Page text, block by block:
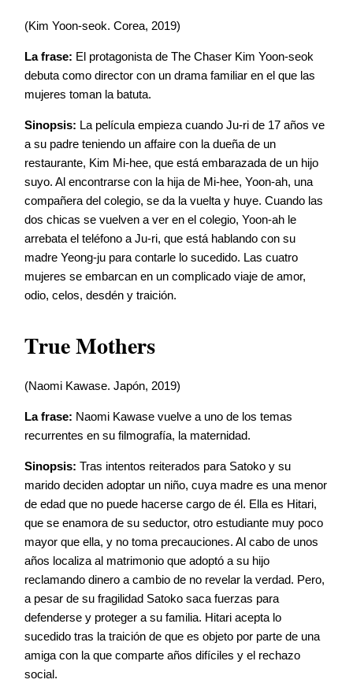
(Kim Yoon-seok. Corea, 2019)
La frase: El protagonista de The Chaser Kim Yoon-seok
debuta como director con un drama familiar en el que las
mujeres toman la batuta.
Sinopsis: La película empieza cuando Ju-ri de 17 años ve
a su padre teniendo un affaire con la dueña de un
restaurante, Kim Mi-hee, que está embarazada de un hijo
suyo. Al encontrarse con la hija de Mi-hee, Yoon-ah, una
compañera del colegio, se da la vuelta y huye. Cuando las
dos chicas se vuelven a ver en el colegio, Yoon-ah le
arrebata el teléfono a Ju-ri, que está hablando con su
madre Yeong-ju para contarle lo sucedido. Las cuatro
mujeres se embarcan en un complicado viaje de amor,
odio, celos, desdén y traición.
True Mothers
(Naomi Kawase. Japón, 2019)
La frase: Naomi Kawase vuelve a uno de los temas
recurrentes en su filmografía, la maternidad.
Sinopsis: Tras intentos reiterados para Satoko y su
marido deciden adoptar un niño, cuya madre es una menor
de edad que no puede hacerse cargo de él. Ella es Hitari,
que se enamora de su seductor, otro estudiante muy poco
mayor que ella, y no toma precauciones. Al cabo de unos
años localiza al matrimonio que adoptó a su hijo
reclamando dinero a cambio de no revelar la verdad. Pero,
a pesar de su fragilidad Satoko saca fuerzas para
defenderse y proteger a su familia. Hitari acepta lo
sucedido tras la traición de que es objeto por parte de una
amiga con la que comparte años difíciles y el rechazo
social.